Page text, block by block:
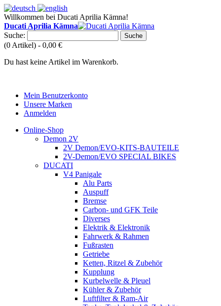
Willkommen bei Ducati Aprilia Kämna!
Ducati Aprilia Kämna
Suche:
Suche
(0 Artikel) - 0,00 €
Du hast keine Artikel im Warenkorb.
Mein Benutzerkonto
Unsere Marken
Anmelden
Online-Shop
Demon 2V
2V Demon/EVO-KITS-BAUTEILE
2V-Demon/EVO SPECIAL BIKES
DUCATI
V4 Panigale
Alu Parts
Auspuff
Bremse
Carbon- und GFK Teile
Diverses
Elektrik & Elektronik
Fahrwerk & Rahmen
Fußrasten
Getriebe
Ketten, Ritzel & Zubehör
Kupplung
Kurbelwelle & Pleuel
Kühler & Zubehör
Luftfilter & Ram-Air